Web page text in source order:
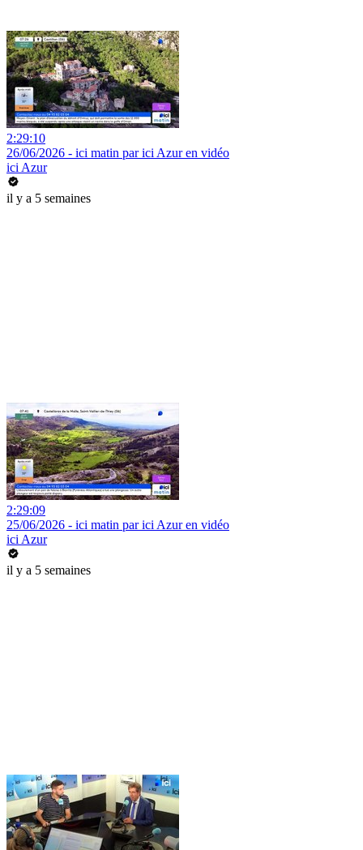
2:29:10
26/06/2026 - ici matin par ici Azur en vidéo
ici Azur
il y a 5 semaines
2:29:09
25/06/2026 - ici matin par ici Azur en vidéo
ici Azur
il y a 5 semaines